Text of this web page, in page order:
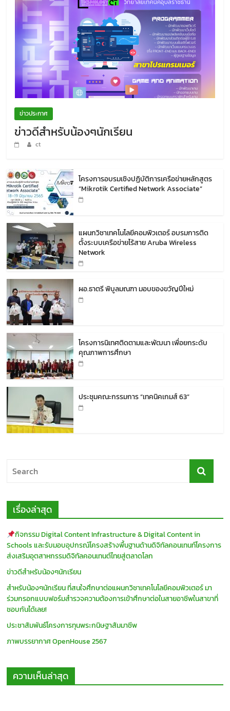
ข่าวประกาศ
ข่าวดีสำหรับน้องๆนักเรียน
ct
โครงการอบรมเชิงปฏิบัติการเครือข่ายหลักสูตร
“Mikrotik Certified Network Associate”
แผนกวิชาเทคโนโลยีคอมพิวเตอร์ อบรมการติด
ตั้งระบบเครือข่ายไร้สาย Aruba Wireless
Network
ผอ.ธาตรี พิบูลมณฑา มอบของขวัญปีใหม่
โครงการนิเทศติดตามและพัฒนา เพื่อยกระดับ
คุณภาพการศึกษา
ประชุมคณะกรรมการ “เทคนิคเกมส์ 63”
เรื่องล่าสุด
กิจกรรม Digital Content Infrastructure & Digital Content in
Schools และรับมอบอุปกรณ์โครงสร้างพื้นฐานด้านดิจิทัลคอนเทนท์โครงการ
ส่งเสริมอุตสาหกรรมดิจิทัลคอนเทนต์ไทยสู่ตลาดโลก
ข่าวดีสำหรับน้องๆนักเรียน
สำหรับน้องๆนักเรียน ที่สนใจศึกษาต่อแผนกวิชาเทคโนโลยีคอมพิวเตอร์ มา
ร่วมกรอกแบบฟอร์มสำรวจความต้องการเข้าศึกษาต่อในสายอาชีพในสาขาที่
ชอบกันได้เลย!
ประชาสัมพันธ์โครงการทุนพระกนิษฐาสัมมาชีพ
ภาพบรรยากาศ OpenHouse 2567
ความเห็นล่าสุด